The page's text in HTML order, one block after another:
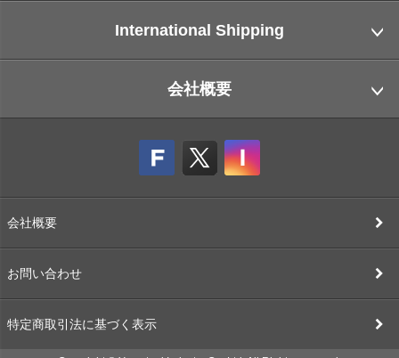
International Shipping
会社概要
会社概要
お問い合わせ
特定商取引法に基づく表示